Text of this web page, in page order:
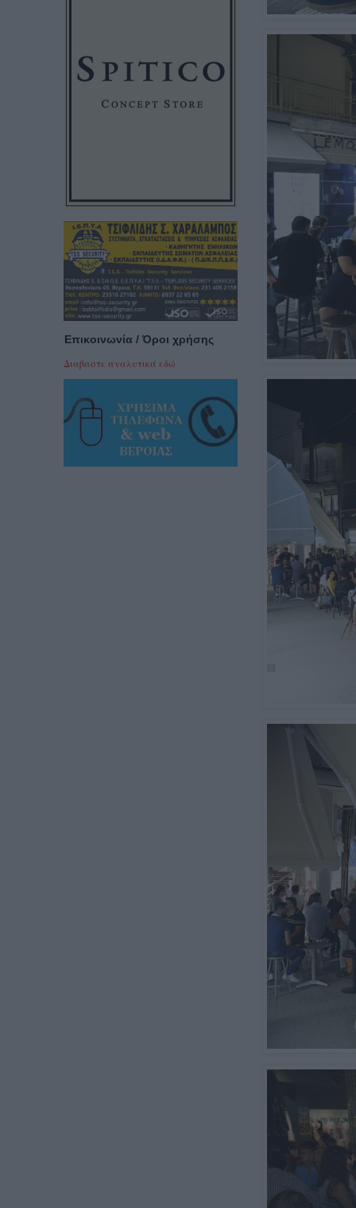
Επικοινωνία / Όροι χρήσης
Διαβαστε αναλυτικά εδώ